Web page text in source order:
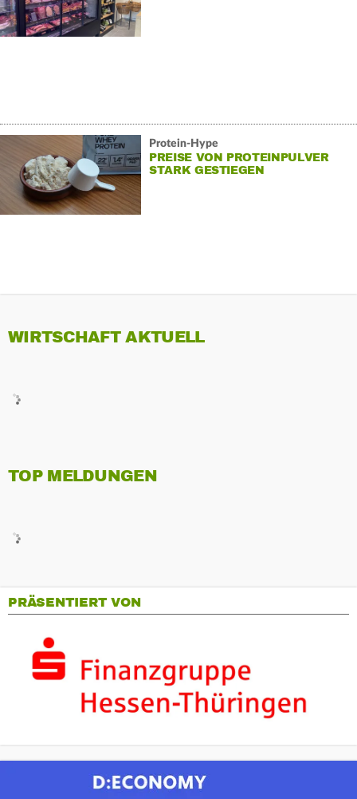
Protein-Hype
PREISE VON PROTEINPULVER
STARK GESTIEGEN
WIRTSCHAFT AKTUELL
TOP MELDUNGEN
PRÄSENTIERT VON